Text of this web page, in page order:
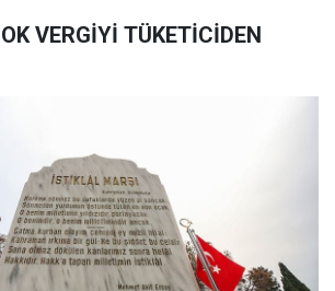
VERGİYİ TÜKETİCİDEN